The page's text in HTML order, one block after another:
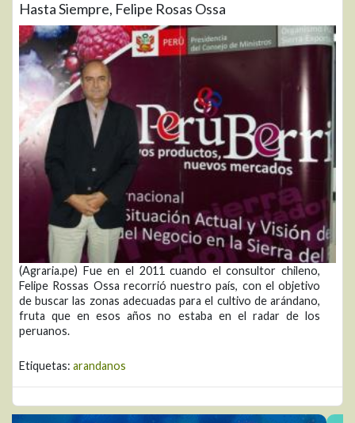
Hasta Siempre, Felipe Rosas Ossa
(Agraria.pe) Fue en el 2011 cuando el consultor chileno,
Felipe Rossas Ossa recorrió nuestro país, con el objetivo
de buscar las zonas adecuadas para el cultivo de arándano,
fruta que en esos años no estaba en el radar de los
peruanos.
Etiquetas: arandanos